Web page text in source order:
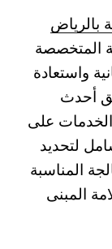
بالرياض
المتخصصة
واستعادة
أحدث
الخدمات على
لتحديد
المناسبة
المبنى